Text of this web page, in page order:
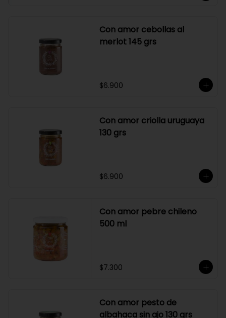
Con amor cebollas al
merlot 145 grs
$6.900
Con amor criolla uruguaya
130 grs
$6.900
Con amor pebre chileno
500 ml
$7.300
Con amor pesto de
albahaca sin ajo 130 grs